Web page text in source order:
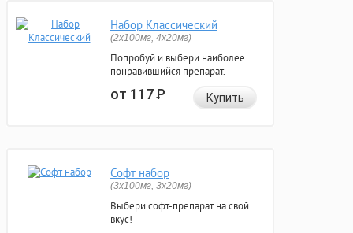
Набор Классический
(2x100мг, 4x20мг)
Попробуй и выбери наиболее
понравившийся препарат.
от 117Р Купить
Софт набор
(3x100мг, 3x20мг)
Выбери софт-препарат на свой
вкус!